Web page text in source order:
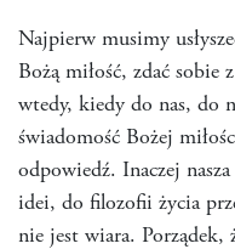
Najpierw musimy
Bożą miłość, zdać
wtedy, kiedy do nas, do
świadomość Bożej
odpowiedź. Inaczej
idei, do filozofii życia
nie jest wiara. Porządek,